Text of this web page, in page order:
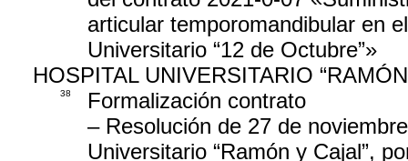
articular temporomandibular en
Universitario “12 de Octubre”»
HOSPITAL UNIVERSITARIO
38
Formalización contrato
– Resolución de 27 de
Universitario “Ramón y Cajal”,